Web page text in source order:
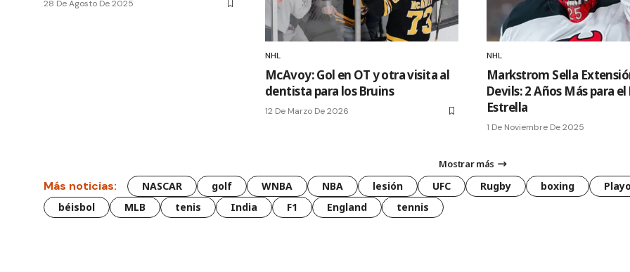
28 De Agosto De 2025
NHL
McAvoy: Gol en OT y otra visita al
dentista para los Bruins
12 De Marzo De 2026
NHL
Markstrom Sella
Devils: 2 Años Más para
Estrella
1 De Noviembre De 2025
Mostrar más
Más noticias: NASCAR golf WNBA NBA lesión UFC Rugby boxing
béisbol
MLB tenis India F1 England tennis